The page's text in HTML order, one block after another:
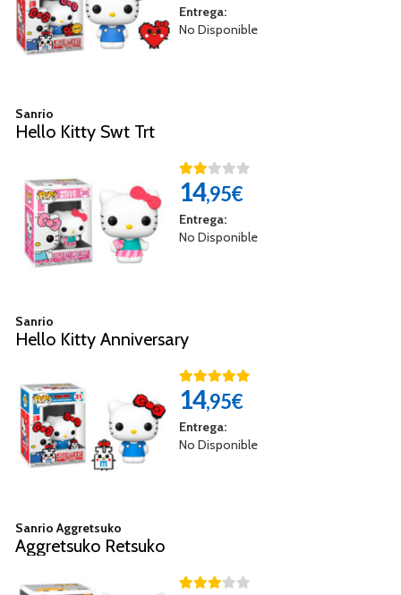
Entrega:
No Disponible
Sanrio
Hello Kitty Swt Trt
14,95€
Entrega:
No Disponible
Sanrio
Hello Kitty Anniversary
14,95€
Entrega:
No Disponible
Sanrio Aggretsuko
Aggretsuko Retsuko